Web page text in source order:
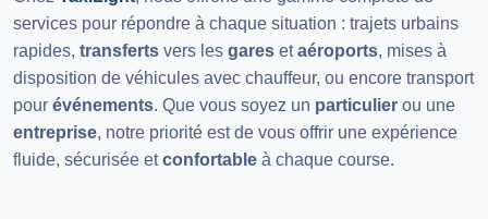
services pour répondre à chaque situation : trajets urbains
rapides, transferts vers les gares etaéroports, mises à
disposition de véhicules avec chauffeur, ou encore transport
pour événements. Que vous soyez un particulier ou une
entreprise, notre priorité est de vous offrir une expérience
fluide, sécurisée etconfortable à chaque course.